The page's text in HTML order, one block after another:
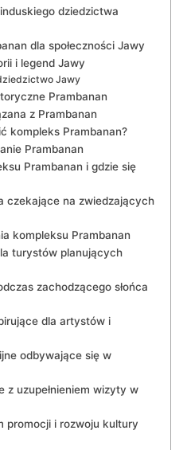
dziedzictwa
dla społeczności Jawy
i legend Jawy
Jawy
Prambanan
z Prambanan
kompleks Prambanan?
Prambanan
Prambanan i gdzie się
czekające na zwiedzających
kompleksu Prambanan
turystów planujących
zachodzącego słońca
dla artystów i
odbywające się w
z uzupełnieniem wizyty w
promocji i rozwoju kultury